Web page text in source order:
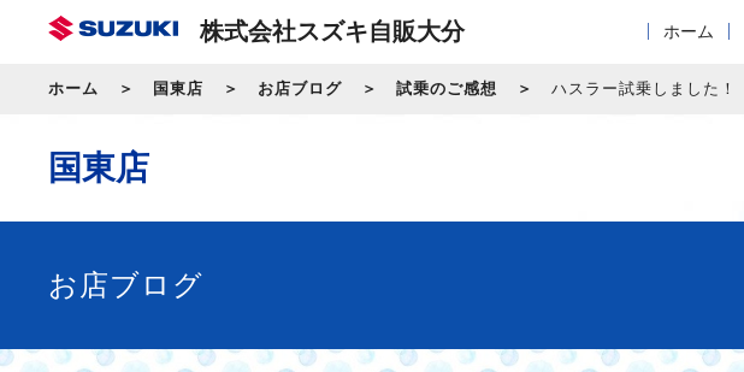
株式会社スズキ自販大分 ホーム
ホーム 国東店 お店ブログ 試乗のご感想 ハスラー試乗しました！
国東店
お店ブログ